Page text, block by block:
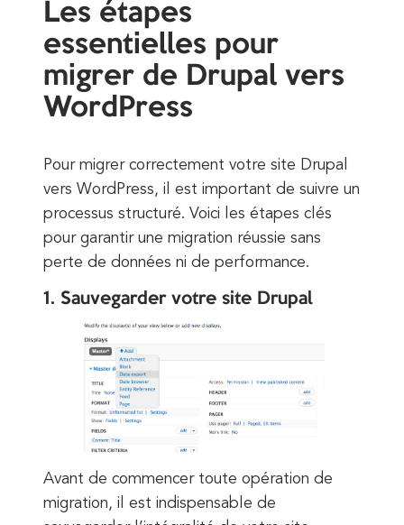
Les étapes
essentielles pour
migrer de Drupal vers
WordPress
Pour migrer correctement votre site Drupal
vers WordPress, il est important de suivre un
processus structuré. Voici les étapes clés
pour garantir une migration réussie sans
perte de données ni de performance.
1. Sauvegarder votre site Drupal
Avant de commencer toute opération de
migration, il est indispensable de